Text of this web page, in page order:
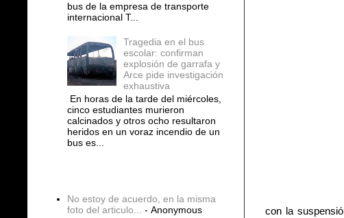
con la
bus de la empresa de transporte
internacional T...
Tragedia en el bus
escolar: confirman
explosión de garrafa y
Arce pide investigación
exhaustiva
En horas de la tarde del miércoles,
cinco estudiantes murieron
calcinados y otros ocho resultaron
heridos en un voraz incendio de un
bus es...
No estoy de acuerdo, en la misma
foto del articulo...
- Anonymous